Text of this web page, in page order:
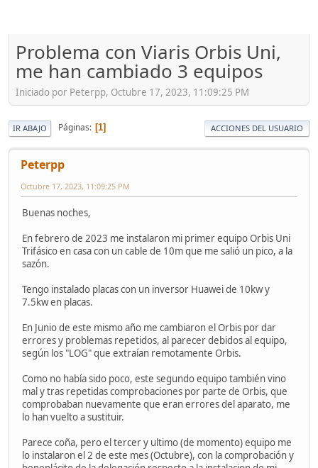
Problema con Viaris Orbis Uni,
me han cambiado 3 equipos
Iniciado por Peterpp, Octubre 17, 2023, 11:09:25 PM
IR ABAJO Páginas 1 ACCIONES DEL USUARIO
Peterpp
Octubre 17, 2023, 11:09:25 PM
Buenas noches,
En febrero de 2023 me instalaron mi primer equipo Orbis Uni
Trifásico en casa con un cable de 10m que me salió un pico, a la
sazón.
Tengo instalado placas con un inversor Huawei de 10kw y
7.5kw en placas.
En Junio de este mismo año me cambiaron el Orbis por dar
errores y problemas repetidos, al parecer debidos al equipo,
según los "LOG" que extraían remotamente Orbis.
Como no había sido poco, este segundo equipo también vino
mal y tras repetidas comprobaciones por parte de Orbis, que
comprobaban nuevamente que eran errores del aparato, me
lo han vuelto a sustituir.
Parece coña, pero el tercer y ultimo (de momento) equipo me
lo instalaron el 2 de este mes (Octubre), con la comprobación y